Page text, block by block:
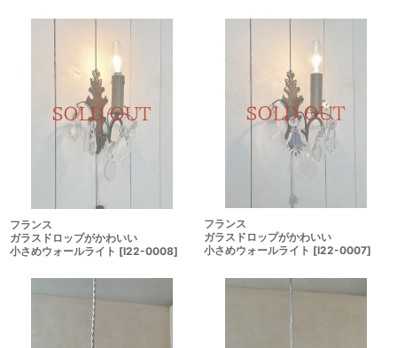
フランス
ガラスドロップがかわいい
小さめウォールライト [I22-0008]
フランス
ガラスドロップがかわいい
小さめウォールライト [I22-0007]